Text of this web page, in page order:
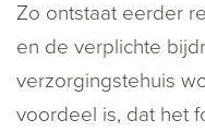
Zo ontstaat eerder
en de verplichte
verzorgingstehuis
voordeel is, dat het